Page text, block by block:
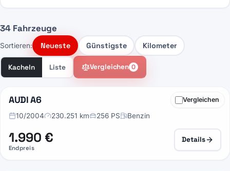
34 Fahrzeuge
Sortieren: Neueste Günstigste Kilometer
Kacheln Liste Vergleichen 0
Vergleichen
23
AUDI A6
10/2004 230.251 km 256 PS Benzin
1.990 €
Endpreis
Details